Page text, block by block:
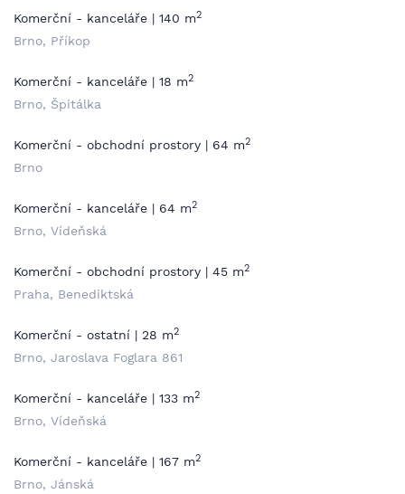
Komerční - kanceláře | 140 m2
Brno, Příkop
Komerční - kanceláře | 18 m2
Brno, Špitálka
Komerční - obchodní prostory | 64 m2
Brno
Komerční - kanceláře | 64 m2
Brno, Vídeňská
Komerční - obchodní prostory | 45 m2
Praha, Benediktská
Komerční - ostatní | 28 m2
Brno, Jaroslava Foglara 861
Komerční - kanceláře | 133 m2
Brno, Vídeňská
Komerční - kanceláře | 167 m2
Brno, Jánská